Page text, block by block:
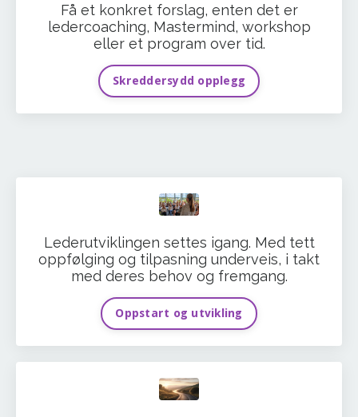
Få et konkret forslag, enten det er
ledercoaching, Mastermind, workshop
eller et program over tid.
Skreddersydd opplegg
Lederutviklingen settes igang. Med tett
oppfølging og tilpasning underveis, i takt
med deres behov og fremgang.
Oppstart og utvikling